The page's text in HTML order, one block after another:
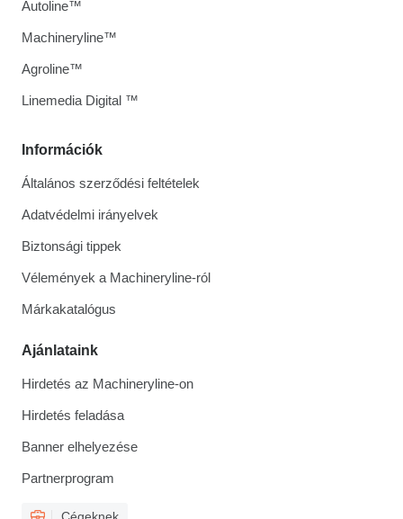
Információk
Általános szerződési feltételek
Adatvédelmi irányelvek
Biztonsági tippek
Vélemények a Machineryline-ról
Márkakatalógus
Ajánlataink
Hirdetés az Machineryline-on
Hirdetés feladása
Banner elhelyezése
Partnerprogram
Autoline™
Machineryline™
Agroline™
Linemedia Digital ™